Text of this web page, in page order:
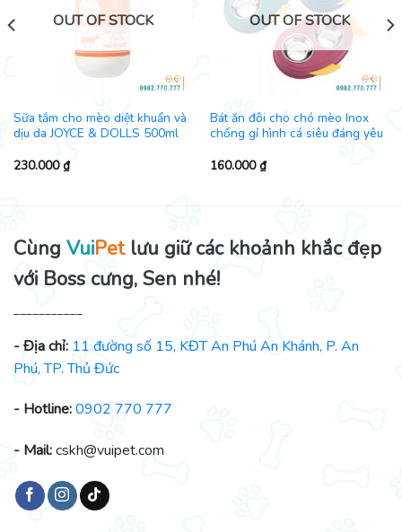
OUT OF STOCK
Sữa tắm cho mèo diệt khuẩn và
dịu da JOYCE & DOLLS 500ml
230.000₫
OUT OF STOCK
Bát ăn đôi cho chó mèo Inox
chống gỉ hình cá siêu đáng yêu
160.000₫
Cùng VuiPetlưu giữ các khoảnh khắc đẹp
với Boss cưng, Sen nhé!
___________
- Địa chỉ: 11 đường số 15, KĐT An Phú An Khánh, P. An
Phú, TP. Thủ Đức
- Hotline:0902 770 777
- Mail:cskh@vuipet.com